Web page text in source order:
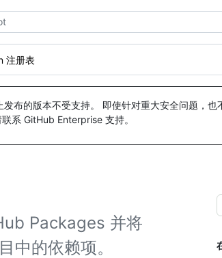
注册表
发布的版本不受支持。 即使针对重大安全问题，
系 GitHub Enterprise 支持。
Packages 并将
的依赖项。